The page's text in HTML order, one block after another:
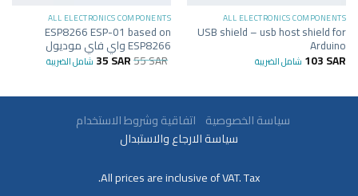
ALL ELECTRONICS COMPONENTS
USB shield – usb host shield for
Arduino
103SAR شامل الضريبة
ALL ELECTRONICS COMPONENTS
ESP8266 ESP-01 based on
ESP8266 واي فاي موديول
55SAR
35SAR شامل الضريبة
سياسة الخصوصية اتفاقية وشروط الاستخدام
سياسة الارجاع والاستبدال
All prices are inclusive of VAT. Tax.